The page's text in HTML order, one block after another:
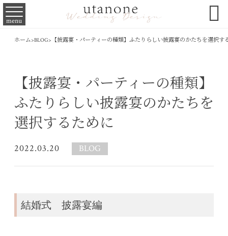
menu 
ホーム>BLOG> 【披露宴・パーティーの種類】ふたりらしい披露宴のかたちを選択す
【披露宴・パーティーの種類】
ふたりらしい披露宴のかたちを
選択するために
2022.03.20 BLOG
結婚式 披露宴編